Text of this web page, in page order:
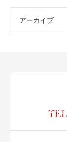
アーカイブ
受付時